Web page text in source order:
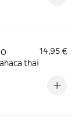
14,95 €
thai